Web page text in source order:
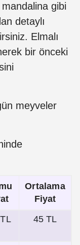
gibi
detaylı
Elmalı
bir önceki
meyveler
Ortalama
Fiyat
45 TL